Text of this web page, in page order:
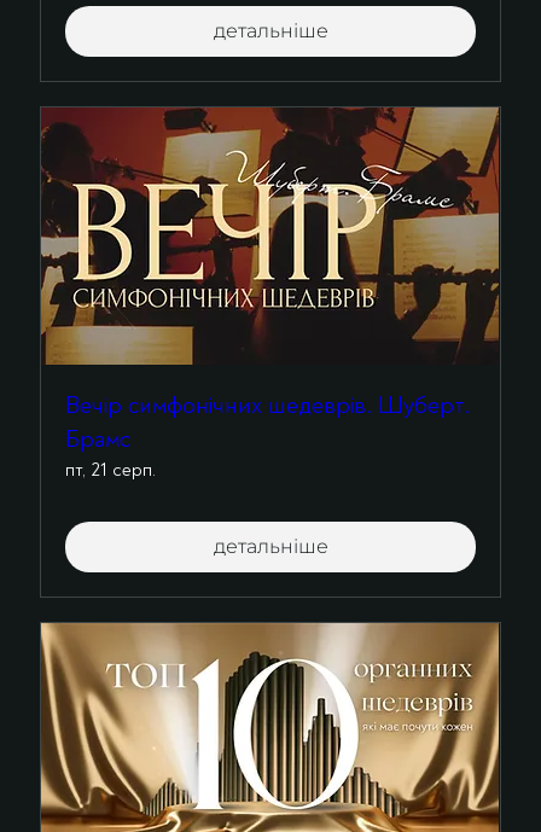
детальніше
Вечір симфонічних шедеврів. Шуберт.
Брамс
пт, 21 серп.
детальніше